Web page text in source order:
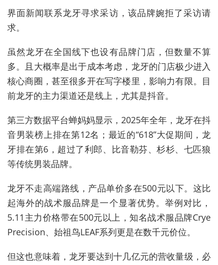
界面新闻联系龙牙寻求采访，该品牌婉拒了采访请
求。
虽然龙牙在全国线下也设有品牌门店，但数量不算
多。且大概率是出于成本考虑，龙牙的门店极少进入
核心商圈，甚至很多开在写字楼里，影响力有限。目
前龙牙的主力渠道还是线上，尤其是抖音。
第三方数据平台蝉妈妈显示，2025年全年，龙牙在抖
音男装榜上排在第12名；最近的“618”大促期间，龙
牙排在第6，超过了利郎、比音勒芬、杉杉、七匹狼
等传统男装品牌。
龙牙不走高端路线，产品单价多在500元以下。这比
起海外的战术服品牌是一个显著优势。举例对比，
5.11主力价格带在500元以上，知名战术服品牌Crye
Precision、始祖鸟LEAF系列更是在数千元价位。
但这也意味着，龙牙要达到十几亿元的营收量级，必